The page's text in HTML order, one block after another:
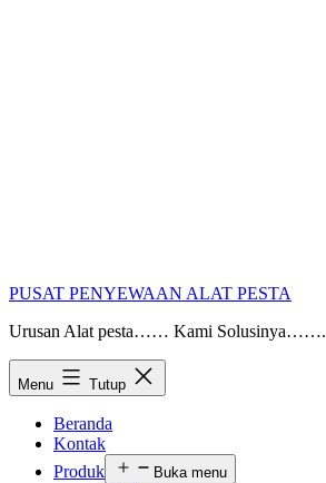
PUSAT PENYEWAAN ALAT PESTA
Urusan Alat pesta…… Kami Solusinya…….
Menu Tutup
Beranda
Kontak
Produk
Buka menu